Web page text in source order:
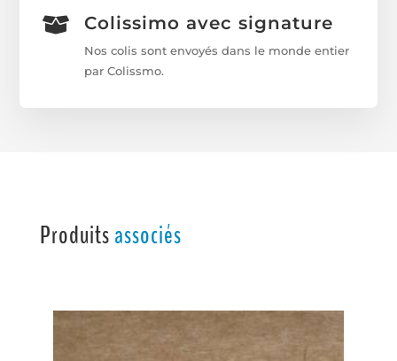
 Colissimo avec signature
Nos colis sont envoyés dans le monde entier
par Colissmo.
Produitsassociés